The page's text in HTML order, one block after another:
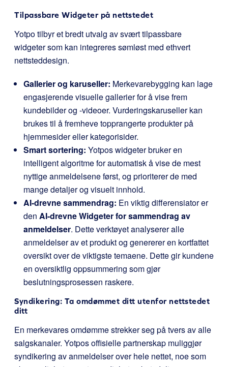
Tilpassbare Widgeter på nettstedet
Yotpo tilbyr et bredt utvalg av svært tilpassbare
widgeter som kan integreres sømløst med ethvert
nettsteddesign.
Gallerier og karuseller: Merkevarebygging kan lage
engasjerende visuelle gallerier for å vise frem
kundebilder og -videoer. Vurderingskaruseller kan
brukes til å fremheve topprangerte produkter på
hjemmesider eller kategorisider.
Smart sortering: Yotpos widgeter bruker en
intelligent algoritme for automatisk å vise de mest
nyttige anmeldelsene først, og prioriterer de med
mange detaljer og visuelt innhold.
AI-drevne sammendrag: En viktig differensiator er
den AI-drevne Widgeter for sammendrag av
anmeldelser. Dette verktøyet analyserer alle
anmeldelser av et produkt og genererer en kortfattet
oversikt over de viktigste temaene. Dette gir kundene
en oversiktlig oppsummering som gjør
beslutningsprosessen raskere.
Syndikering: Ta omdømmet ditt utenfor nettstedet
ditt
En merkevares omdømme strekker seg på tvers av alle
salgskanaler. Yotpos offisielle partnerskap muliggjør
syndikering av anmeldelser over hele nettet, noe som